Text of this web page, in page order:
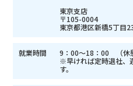
東京支店
〒105-0004
東京都港区新橋5丁目
就業時間
9：00～18：00 （休
※早ければ定時退社、
す。